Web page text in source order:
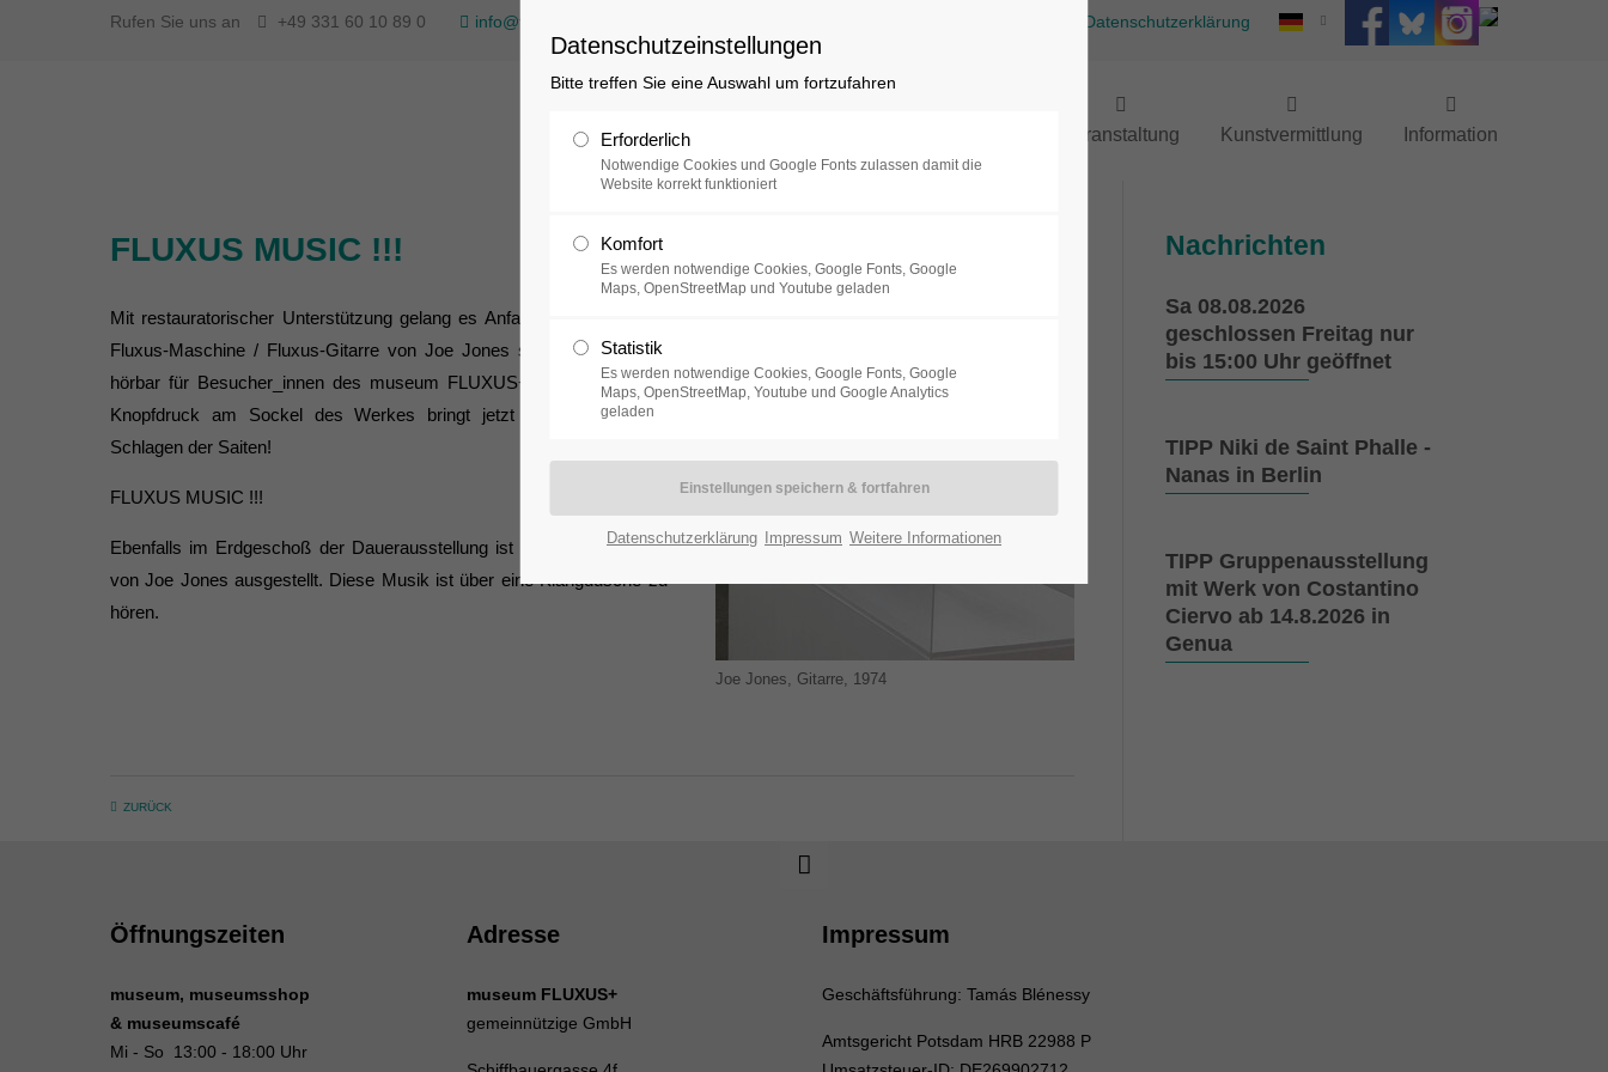
Datenschutzerklärung
Rufen Sie uns an +49 331 60 10 89 0 info@fluxusplus.de
Veranstaltung Kunstvermittlung Information
FLUXUS MUSIC !!!
Joe Jones, Gitarre, 1974
Mit restauratorischer Unterstützung gelang es Anfang des Jahres die
Fluxus-Maschine / Fluxus-Gitarre von Joe Jones spielbar und somit
hörbar für Besucher_innen des museum FLUXUS+ zu machen! Ein
Knopfdruck am Sockel des Werkes bringt jetzt den Pendel zum
Schlagen der Saiten!
FLUXUS MUSIC !!!
Ebenfalls im Erdgeschoß der Dauerausstellung ist der Violinenkasten
von Joe Jones ausgestellt. Diese Musik ist über eine Klangdusche zu
hören.
ZURÜCK
Nachrichten
Sa 08.08.2026
geschlossen Freitag nur
bis 15:00 Uhr geöffnet
TIPP Niki de Saint Phalle -
Nanas in Berlin
TIPP Gruppenausstellung
mit Werk von Costantino
Ciervo ab 14.8.2026 in
Genua
Öffnungszeiten
museum, museumsshop
& museumscafé
Mi - So 13:00 - 18:00 Uhr
Adresse
museum FLUXUS+
gemeinnützige GmbH
Impressum
Geschäftsführung: Tamás Blénessy
Amtsgericht Potsdam HRB 22988 P
Datenschutzeinstellungen
Bitte treffen Sie eine Auswahl um fortzufahren
Erforderlich
Notwendige Cookies und Google Fonts zulassen damit die
Website korrekt funktioniert
Komfort
Es werden notwendige Cookies, Google Fonts, Google
Maps, OpenStreetMap und Youtube geladen
Statistik
Es werden notwendige Cookies, Google Fonts, Google
Maps, OpenStreetMap, Youtube und Google Analytics
geladen
Datenschutzerklärung Impressum Weitere Informationen